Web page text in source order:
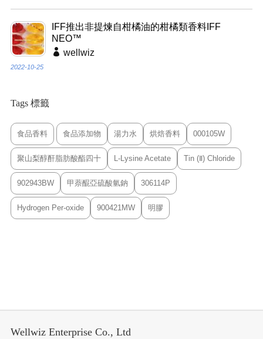
IFF推出非提煉自柑橘油的柑橘類香料IFF
NEO™
wellwiz
2022-10-25
Tags 標籤
食品香料 食品添加物 湯力水 烘焙香料 000105W
聚山梨醇酐脂肪酸酯四十 L-Lysine Acetate Tin (Ⅱ) Chloride
902943BW 甲萘醌亞硫酸氫鈉 306114P
Hydrogen Per-oxide 900421MW 明膠
Wellwiz Enterprise Co., Ltd